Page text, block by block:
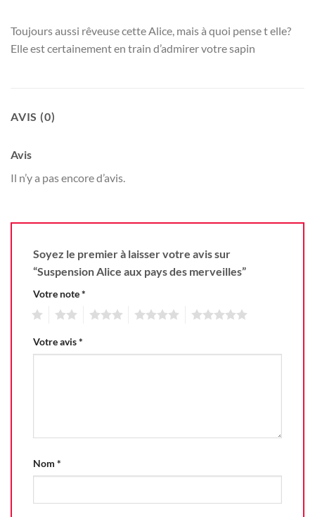
Toujours aussi rêveuse cette Alice, mais à quoi pense t elle?
Elle est certainement en train d’admirer votre sapin
AVIS (0)
Avis
Il n’y a pas encore d’avis.
Soyez le premier à laisser votre avis sur
“Suspension Alice aux pays des merveilles”
Votre note*
Votre avis*
Nom *